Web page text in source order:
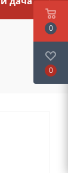
0
0